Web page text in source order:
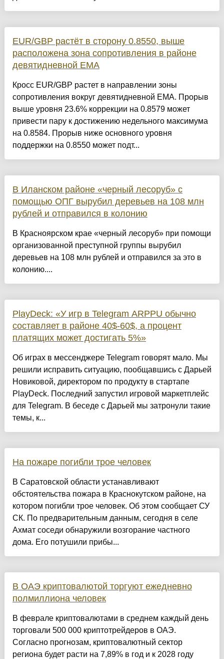
EUR/GBP растёт в сторону 0.8550, выше
расположена зона сопротивления в районе
девятидневной EMA
Кросс EUR/GBP растет в направлении зоны
сопротивления вокруг девятидневной EMA. Прорыв
выше уровня 23.6% коррекции на 0.8579 может
привести пару к достижению недельного максимума
на 0.8584. Прорыв ниже основного уровня
поддержки на 0.8550 может подт...
В Иланском районе «черный лесоруб» с
помощью ОПГ вырубил деревьев на 108 млн
рублей и отправился в колонию
В Красноярском крае «черный лесоруб» при помощи
организованной преступной группы вырубил
деревьев на 108 млн рублей и отправился за это в
колонию....
PlayDeck: «У игр в Telegram ARPPU обычно
составляет в районе 40$-60$, а процент
платящих может достигать 5%»
Об играх в мессенджере Telegram говорят мало. Мы
решили исправить ситуацию, пообщавшись с Дарьей
Новиковой, директором по продукту в стартапе
PlayDeck. Последний запустил игровой маркетплейс
для Telegram. В беседе с Дарьей мы затронули такие
темы, к...
На пожаре погибли трое человек
В Саратовской области устанавливают
обстоятельства пожара в Краснокутском районе, на
котором погибли трое человек. Об этом сообщает СУ
СК. По предварительным данным, сегодня в селе
Ахмат соседи обнаружили возгорание частного
дома. Его потушили прибы...
В ОАЭ криптовалютой торгуют ежедневно
полмиллиона человек
В феврале криптовалютами в среднем каждый день
торговали 500 000 криптотрейдеров в ОАЭ.
Согласно прогнозам, криптовалютный сектор
региона будет расти на 7,89% в год и к 2028 году